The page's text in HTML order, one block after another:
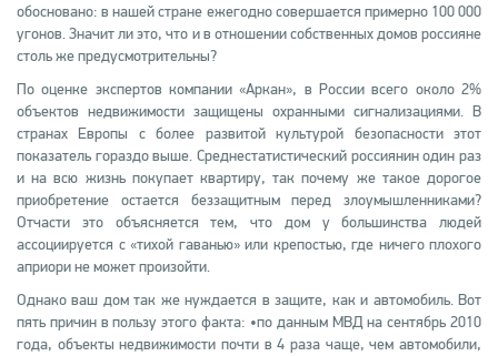
обосновано: в нашей стране ежегодно совершается примерно 100 000
угонов. Значит ли это, что и в отношении собственных домов россияне
столь же предусмотрительны?
По оценке экспертов компании «Аркан», в России всего около 2%
объектов недвижимости защищены охранными сигнализациями. В
странах Европы с более развитой культурой безопасности этот
показатель гораздо выше. Среднестатистический россиянин один раз
и на всю жизнь покупает квартиру, так почему же такое дорогое
приобретение остается беззащитным перед злоумышленниками?
Отчасти это объясняется тем, что дом у большинства людей
ассоциируется с «тихой гаванью» или крепостью, где ничего плохого
априори не может произойти.
Однако ваш дом так же нуждается в защите, как и автомобиль. Вот
пять причин в пользу этого факта: •по данным МВД на сентябрь 2010
года, объекты недвижимости почти в 4 раза чаще, чем автомобили,